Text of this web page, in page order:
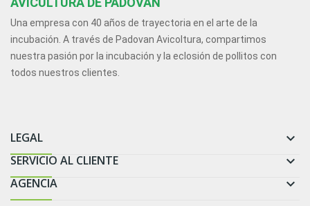
Una empresa con 40 años de trayectoria en el arte de la
incubación. A través de Padovan Avicoltura, compartimos
nuestra pasión por la incubación y la eclosión de pollitos con
todos nuestros clientes.
LEGAL 
SERVICIO AL CLIENTE 
AGENCIA 